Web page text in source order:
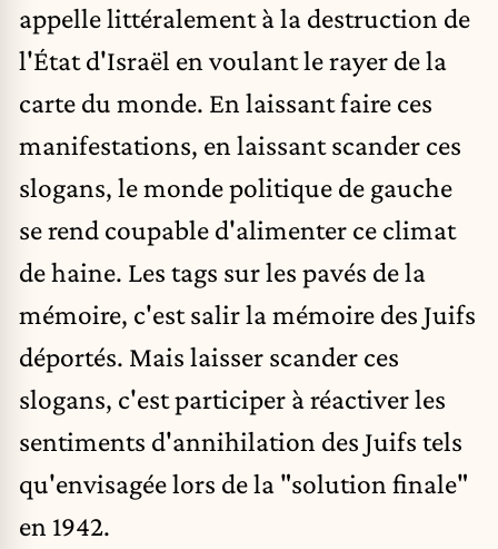
appelle littéralement à la destruction de
l'État d'Israël en voulant le rayer de la
carte du monde. En laissant faire ces
manifestations, en laissant scander ces
slogans, le monde politique de gauche
se rend coupable d'alimenter ce climat
de haine. Les tags sur les pavés de la
mémoire, c'est salir la mémoire des Juifs
déportés. Mais laisser scander ces
slogans, c'est participer à réactiver les
sentiments d'annihilation des Juifs tels
qu'envisagée lors de la "solution finale"
en 1942.